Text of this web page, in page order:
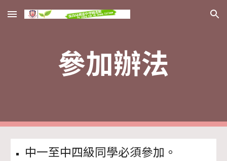
Skip to main content Skip to navigation
參加辦法
中一至中四級同學必須參加。